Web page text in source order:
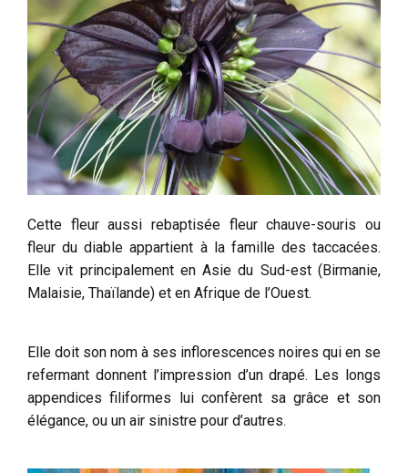
Cette fleur aussi rebaptisée fleur chauve-souris ou
fleur du diable appartient à la famille des taccacées.
Elle vit principalement en Asie du Sud-est (Birmanie,
Malaisie, Thaïlande) et en Afrique de l’Ouest.
Elle doit son nom à ses inflorescences noires qui en se
refermant donnent l’impression d’un drapé. Les longs
appendices filiformes lui confèrent sa grâce et son
élégance, ou un air sinistre pour d’autres.